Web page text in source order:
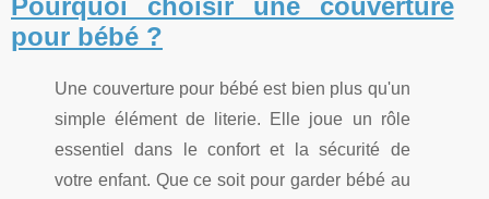
Pourquoi choisir une couverture
pour bébé ?
Une couverture pour bébé est bien plus qu'un
simple élément de literie. Elle joue un rôle
essentiel dans le confort et la sécurité de
votre enfant. Que ce soit pour garder bébé au